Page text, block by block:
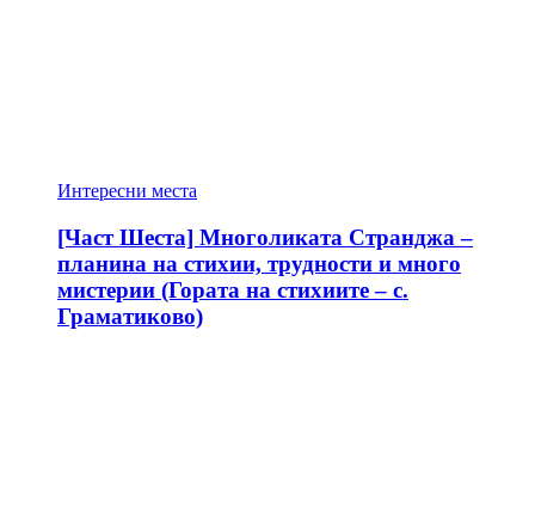
Интересни места
[Част Шеста] Многоликата Странджа –
планина на стихии, трудности и много
мистерии (Гората на стихиите – с.
Граматиково)